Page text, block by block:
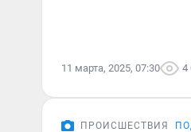
11 марта, 2025, 07:30 4
ПРОИСШЕСТВИЯ